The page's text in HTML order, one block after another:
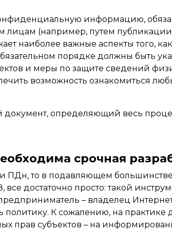
информацию,
лицам (например, путем публикации
наиболее важные аспекты того,
порядке должны быть
и меры по защите сведений
возможность ознакомиться
определяющий весь
срочная
ПДн, то в подавляющем большинстве
достаточно просто: такой
– владелец
К сожалению, на практике
прав субъектов – на